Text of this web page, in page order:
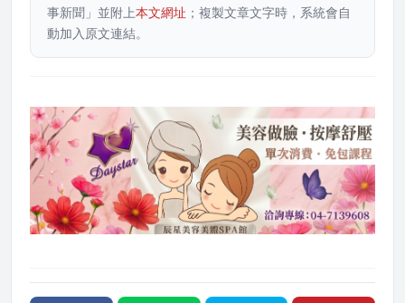
事新聞」並附上本文網址 ；複製文章文字時，系統會自
動加入原文連結。